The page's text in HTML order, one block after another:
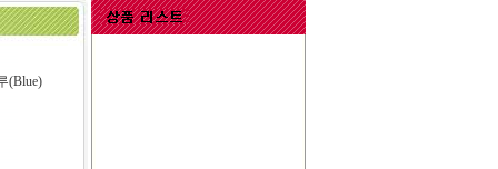
(Blue)
Name:라인스터드 라운드-골드
(Gold)